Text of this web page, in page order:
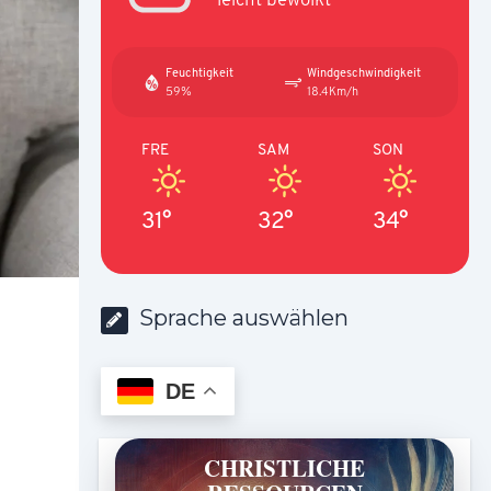
Feuchtigkeit
59%
Windgeschwindigkeit
18.4Km/h
FRE
31°
SAM
32°
SON
34°
Sprache auswählen
DE
CHRISTLICHE